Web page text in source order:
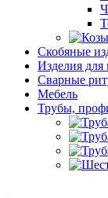
Скобяные
Изделия для
Сварные
Мебель
Трубы,